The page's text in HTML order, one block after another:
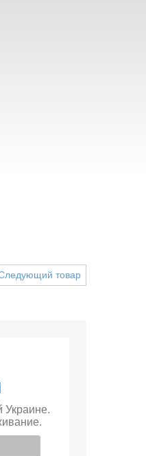
товар
Украине.